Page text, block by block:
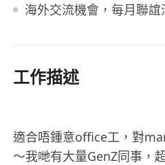
海外交流機會，每月聯誼
工作描述
適合唔鍾意office工，對
～我哋有大量GenZ同事，